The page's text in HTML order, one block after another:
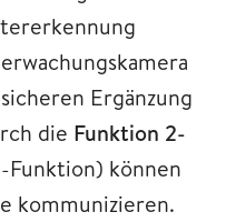
Ergänzung
die Funktion 2-
Funktion) können
kommunizieren.